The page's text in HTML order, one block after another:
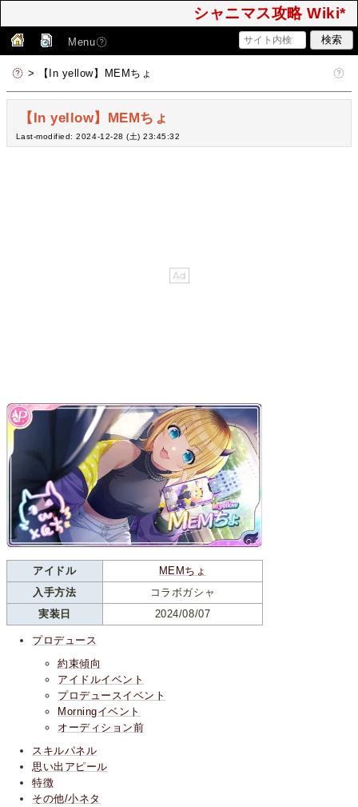
シャニマス攻略 Wiki*
Menu
> 【In yellow】MEMちょ
【In yellow】MEMちょ
Last-modified: 2024-12-28 (土) 23:45:32
アイドル
MEMちょ
入手方法
コラボガシャ
実装日
2024/08/07
プロデュース
約束傾向
アイドルイベント
プロデュースイベント
Morningイベント
オーディション前
スキルパネル
思い出アピール
特徴
その他/小ネタ